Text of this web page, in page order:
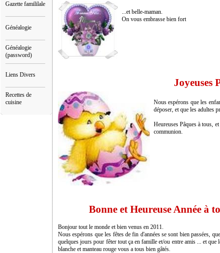
Gazette famililale
Généalogie
Généalogie
(password)
Liens Divers
Recettes de
cuisine
...et belle-maman.
On vous embrasse bien fort
Joyeuses
Nous espérons que les
déposer, et que les adultes
Heureuses Pâques à tous,
communion.
Bonne et Heureuse Année à
Bonjour tout le monde et bien venus en 2011.
Nous espérons que les fêtes de fin d'années se sont bien passées,
quelques jours pour fêter tout ça en famille et/ou entre amis ... et que
blanche et manteau rouge vous a tous bien gâtés.